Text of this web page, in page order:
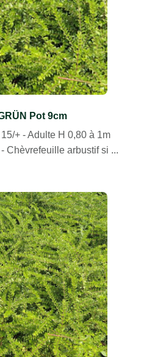
Pot 9cm
15/+ - Adulte H 0,80 à 1m
- Chèvrefeuille arbustif si ...